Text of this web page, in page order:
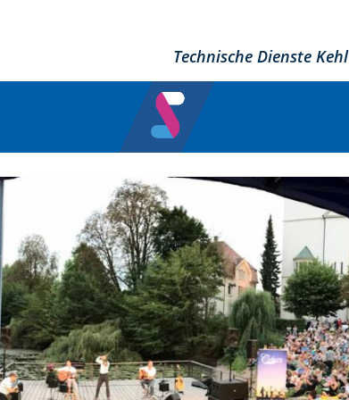
Technische Dienste Kehl